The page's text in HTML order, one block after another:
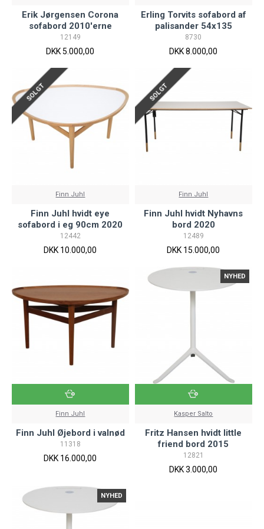
Erik Jørgensen Corona
sofabord 2010'erne
12149
DKK 5.000,00
Erling Torvits sofabord af
palisander 54x135
8730
DKK 8.000,00
SOLGT
Finn Juhl
Finn Juhl hvidt eye
sofabord i eg 90cm 2020
12442
DKK 10.000,00
SOLGT
Finn Juhl
Finn Juhl hvidt Nyhavns
bord 2020
12489
DKK 15.000,00
Finn Juhl
Finn Juhl Øjebord i valnød
11318
DKK 16.000,00
NYHED
Kasper Salto
Fritz Hansen hvidt little
friend bord 2015
12821
DKK 3.000,00
NYHED